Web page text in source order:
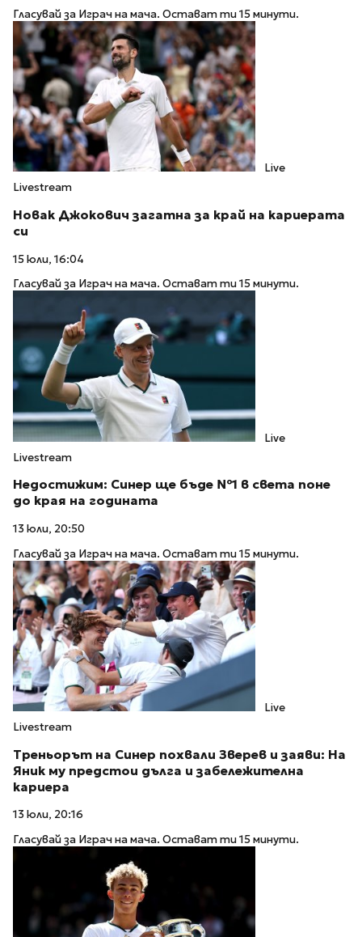
Гласувай за Играч на мача. Остават ти 15 минути.
Live
Livestream
Новак Джокович загатна за край на кариерата
си
15 юли, 16:04
Гласувай за Играч на мача. Остават ти 15 минути.
Live
Livestream
Недостижим: Синер ще бъде №1 в света поне
до края на годината
13 юли, 20:50
Гласувай за Играч на мача. Остават ти 15 минути.
Live
Livestream
Треньорът на Синер похвали Зверев и заяви: На
Яник му предстои дълга и забележителна
кариера
13 юли, 20:16
Гласувай за Играч на мача. Остават ти 15 минути.